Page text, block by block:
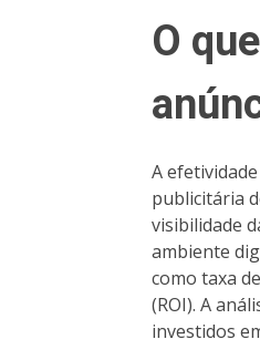
O
A
publicitária
visibilidade
ambiente
como taxa
(ROI). A
investidos